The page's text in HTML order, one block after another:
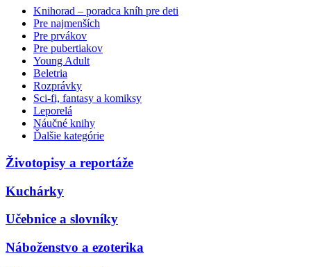
Knihorad – poradca kníh pre deti
Pre najmenších
Pre prvákov
Pre pubertiakov
Young Adult
Beletria
Rozprávky
Sci-fi, fantasy a komiksy
Leporelá
Náučné knihy
Ďalšie kategórie
Životopisy a reportáže
Kuchárky
Učebnice a slovníky
Náboženstvo a ezoterika